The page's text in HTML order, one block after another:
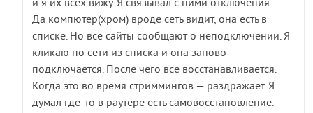
и я их всех вижу. Я связывал с ними отключения.
Да компютер(хром) вроде сеть видит, она есть в
списке. Но все сайты сообщают о неподключении. Я
кликаю по сети из списка и она заново
подключается. После чего все восстанавливается.
Когда это во время стриммингов — раздражает. Я
думал где-то в раутере есть самовосстановление.